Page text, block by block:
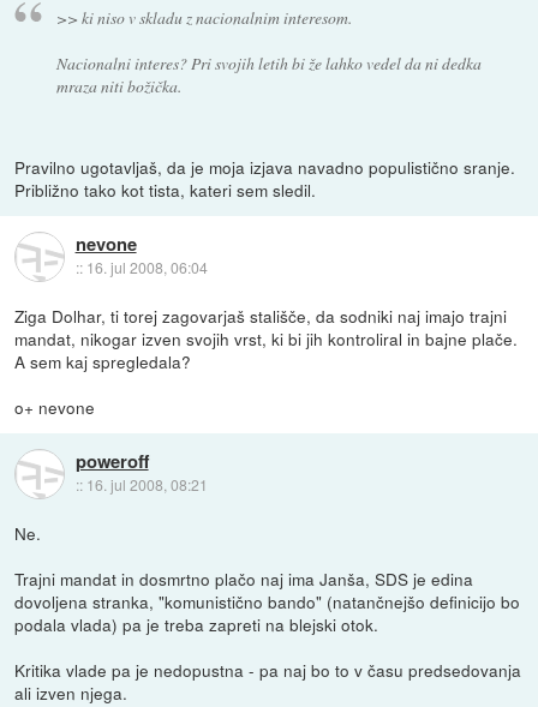
>> ki niso v skladu z nacionalnim interesom.
Nacionalni interes? Pri svojih letih bi že lahko vedel da ni dedka
mraza niti božička.
Pravilno ugotavljaš, da je moja izjava navadno populistično sranje.
Približno tako kot tista, kateri sem sledil.
nevone
:: 16. jul 2008, 06:04
Ziga Dolhar, ti torej zagovarjaš stališče, da sodniki naj imajo trajni
mandat, nikogar izven svojih vrst, ki bi jih kontroliral in bajne plače.
A sem kaj spregledala?
o+ nevone
poweroff
:: 16. jul 2008, 08:21
Ne.
Trajni mandat in dosmrtno plačo naj ima Janša, SDS je edina
dovoljena stranka, "komunistično bando" (natančnejšo definicijo bo
podala vlada) pa je treba zapreti na blejski otok.
Kritika vlade pa je nedopustna - pa naj bo to v času predsedovanja
ali izven njega.